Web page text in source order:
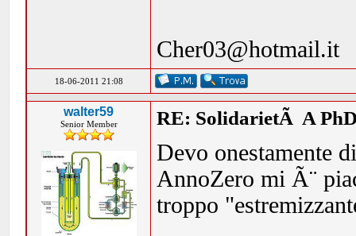
Cher03@hotmail.it
18-06-2011 21:08
walter59
Senior Member RE: SolidarietÃ A
Devo onestamente
AnnoZero mi Ã¨
troppo